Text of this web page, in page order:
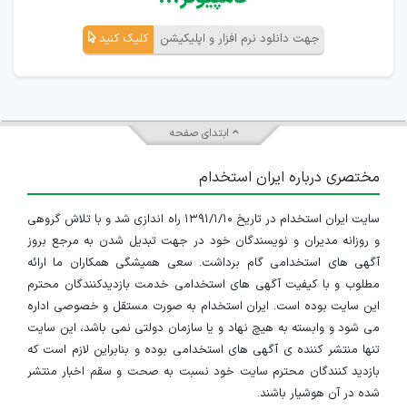
جهت دانلود نرم افزار و اپلیکیشن کلیک کنید
ابتدای صفحه
مختصری درباره ایران استخدام
سایت ایران استخدام در تاریخ ۱۳۹۱/۱/۱۰ راه اندازی شد و با تلاش گروهی
و روزانه مدیران و نویسندگان خود در جهت تبدیل شدن به مرجع بروز
آگهی های استخدامی گام برداشت. سعی همیشگی همکاران ما ارائه
مطلوب و با کیفیت آگهی های استخدامی خدمت بازدیدکنندگان محترم
این سایت بوده است. ایران استخدام به صورت مستقل و خصوصی اداره
می شود و وابسته به هیچ نهاد و یا سازمان دولتی نمی باشد، این سایت
تنها منتشر کننده ی آگهی های استخدامی بوده و بنابراین لازم است که
بازدید کنندگان محترم سایت خود نسبت به صحت و سقم اخبار منتشر
شده در آن هوشیار باشند.